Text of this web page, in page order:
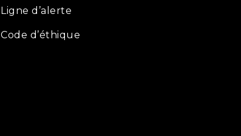
Ligne d’alerte
Code d’éthique